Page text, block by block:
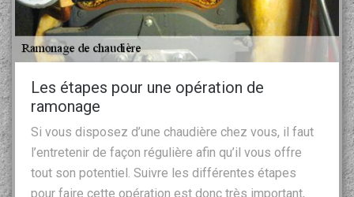
Les étapes pour une opération de
ramonage
Si vous disposez d’une chaudière chez vous, il faut
l’entretenir de façon régulière afin qu’il vous offre
tout son potentiel. Suivre les différentes étapes
pour faire cette opération est donc très important,